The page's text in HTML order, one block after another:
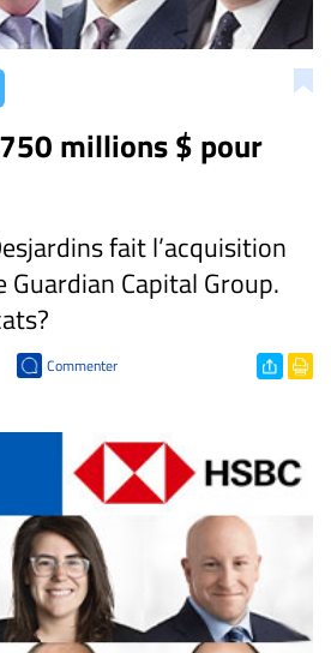
millions $ pour
fait l’acquisition
Capital Group.
Commenter